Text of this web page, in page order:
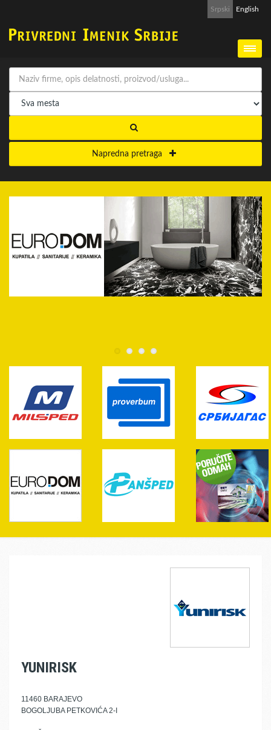
Srpski English
Napredna pretraga
YUNIRISK
11460 BARAJEVO
BOGOLJUBA PETKOVIĆA 2-I